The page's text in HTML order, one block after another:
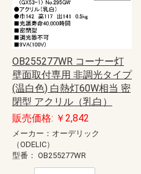
OB255277WR コーナー灯
壁面取付専用 非調光タイプ
(温白色) 白熱灯60W相当 密
閉型 アクリル（乳白）
販売価格: ￥2,842
メーカー：オーデリック
（ODELIC）
型番： OB255277WR